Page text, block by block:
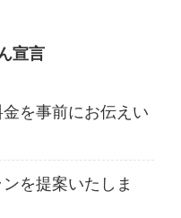
宣言
を事前にお伝えい
を提案いたしま